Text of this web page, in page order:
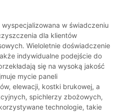
w świadczeniu
dla klientów
Wieloletnie doświadczenie
indywidualne podejście do
się na wysoką jakość
mycie paneli
elewacji, kostki brukowej, a
spichlerzy zbożowych,
technologie, takie